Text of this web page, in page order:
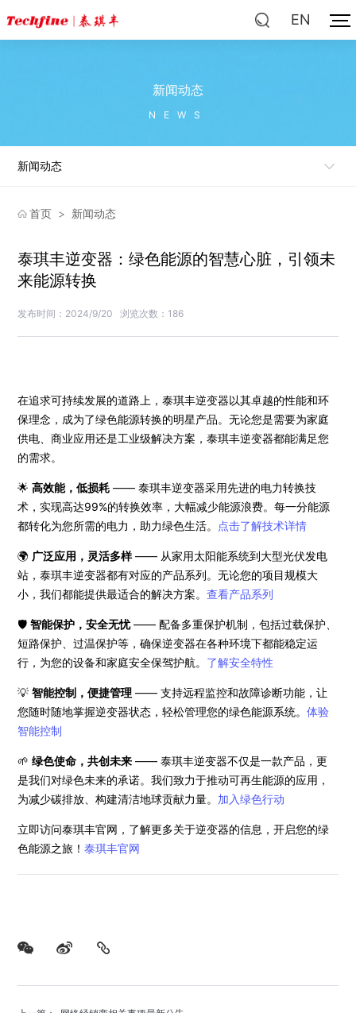
EN
新闻动态
NEWS
新闻动态
首页 > 新闻动态
泰琪丰逆变器：绿色能源的智慧心脏，引领未
来能源转换
发布时间：2024/9/20 浏览次数：186
在追求可持续发展的道路上，泰琪丰逆变器以其卓越的性能和环
保理念，成为了绿色能源转换的明星产品。无论您是需要为家庭
供电、商业应用还是工业级解决方案，泰琪丰逆变器都能满足您
的需求。
🌟高效能，低损耗 —— 泰琪丰逆变器采用先进的电力转换技
术，实现高达99%的转换效率，大幅减少能源浪费。每一分能源
都转化为您所需的电力，助力绿色生活。 点击了解技术详情
🌍 广泛应用，灵活多样—— 从家用太阳能系统到大型光伏发电
站，泰琪丰逆变器都有对应的产品系列。无论您的项目规模大
小，我们都能提供最适合的解决方案。查看产品系列
🛡️智能保护，安全无忧—— 配备多重保护机制，包括过载保护、
短路保护、过温保护等，确保逆变器在各种环境下都能稳定运
行，为您的设备和家庭安全保驾护航。 了解安全特性
💡智能控制，便捷管理 —— 支持远程监控和故障诊断功能，让
您随时随地掌握逆变器状态，轻松管理您的绿色能源系统。体验
智能控制
🌱绿色使命，共创未来 —— 泰琪丰逆变器不仅是一款产品，更
是我们对绿色未来的承诺。我们致力于推动可再生能源的应用，
为减少碳排放、构建清洁地球贡献力量。 加入绿色行动
立即访问泰琪丰官网，了解更多关于逆变器的信息，开启您的绿
色能源之旅！泰琪丰官网